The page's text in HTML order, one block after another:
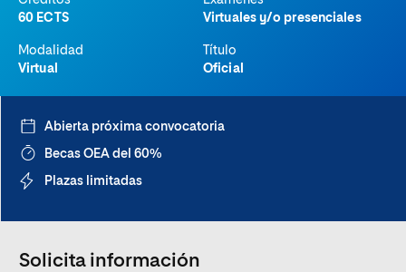
60 ECTS
Virtuales y/o presenciales
Modalidad
Virtual
Título
Oficial
Abierta próxima convocatoria
Becas OEA del 60%
Plazas limitadas
Solicita información